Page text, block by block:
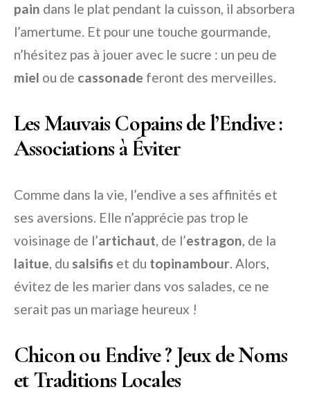
pain dans le plat pendant la cuisson, il absorbera
l’amertume. Et pour une touche gourmande,
n’hésitez pas à jouer avec le sucre : un peu de
miel ou de cassonade feront des merveilles.
Les Mauvais Copains de l’Endive :
Associations à Éviter
Comme dans la vie, l’endive a ses affinités et
ses aversions. Elle n’apprécie pas trop le
voisinage de l’artichaut, de l’estragon, de la
laitue, du salsifis et du topinambour. Alors,
évitez de les marier dans vos salades, ce ne
serait pas un mariage heureux !
Chicon ou Endive ? Jeux de Noms
et Traditions Locales